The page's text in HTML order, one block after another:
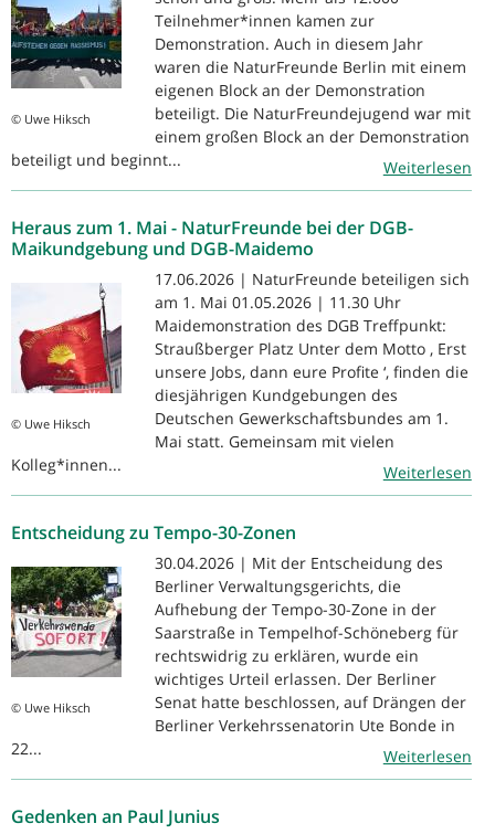
© Uwe Hiksch
Teilnehmer*innen kamen zur
Demonstration. Auch in diesem Jahr
waren die NaturFreunde Berlin mit einem
eigenen Block an der Demonstration
beteiligt. Die NaturFreundejugend war mit
einem großen Block an der Demonstration
beteiligt und beginnt...
Weiterlesen
Heraus zum 1. Mai - NaturFreunde bei der DGB-
Maikundgebung und DGB-Maidemo
© Uwe Hiksch
17.06.2026 | NaturFreunde beteiligen sich
am 1. Mai 01.05.2026 | 11.30 Uhr
Maidemonstration des DGB Treffpunkt:
Straußberger Platz Unter dem Motto ‚ Erst
unsere Jobs, dann eure Profite ‘, finden die
diesjährigen Kundgebungen des
Deutschen Gewerkschaftsbundes am 1.
Mai statt. Gemeinsam mit vielen
Kolleg*innen...
Weiterlesen
Entscheidung zu Tempo-30-Zonen
© Uwe Hiksch
30.04.2026 | Mit der Entscheidung des
Berliner Verwaltungsgerichts, die
Aufhebung der Tempo-30-Zone in der
Saarstraße in Tempelhof-Schöneberg für
rechtswidrig zu erklären, wurde ein
wichtiges Urteil erlassen. Der Berliner
Senat hatte beschlossen, auf Drängen der
Berliner Verkehrssenatorin Ute Bonde in
22...
Weiterlesen
Gedenken an Paul Junius